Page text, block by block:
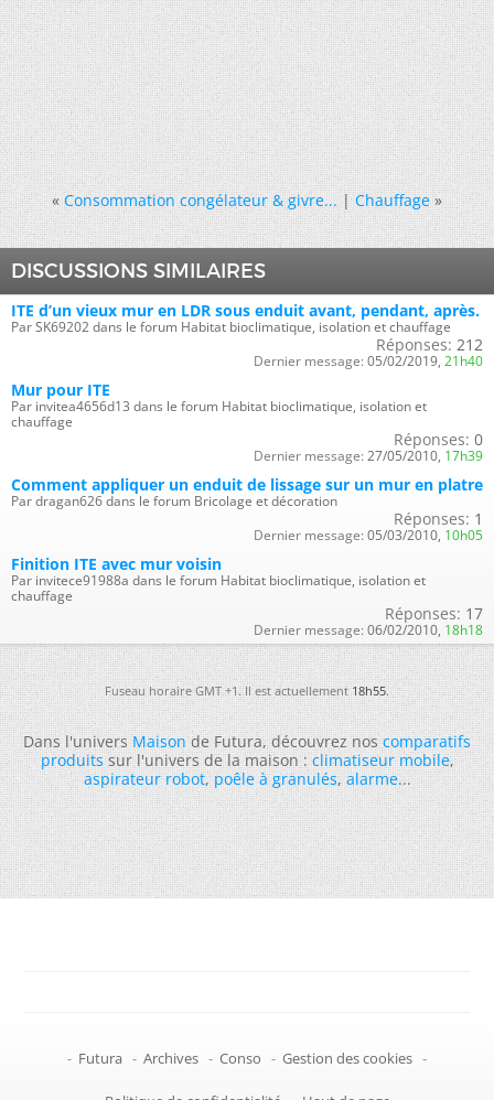
« Consommation congélateur & givre...|Chauffage »
DISCUSSIONS SIMILAIRES
ITE d’un vieux mur en LDR sous enduit avant, pendant, après.
Par SK69202 dans le forum Habitat bioclimatique, isolation et chauffage
Réponses: 212
Dernier message: 05/02/2019, 21h40
Mur pour ITE
Par invitea4656d13 dans le forum Habitat bioclimatique, isolation et
chauffage
Réponses: 0
Dernier message: 27/05/2010, 17h39
Comment appliquer un enduit de lissage sur un mur en platre
Par dragan626 dans le forum Bricolage et décoration
Réponses: 1
Dernier message: 05/03/2010, 10h05
Finition ITE avec mur voisin
Par invitece91988a dans le forum Habitat bioclimatique, isolation et
chauffage
Réponses: 17
Dernier message: 06/02/2010, 18h18
Fuseau horaire GMT +1. Il est actuellement18h55.
Dans l'universMaisonde Futura, découvrez noscomparatifs
produitssur l'univers de la maison :climatiseur mobile,
aspirateur robot,poêle à granulés,alarme...
- Futura - Archives - Conso - Gestion des cookies -